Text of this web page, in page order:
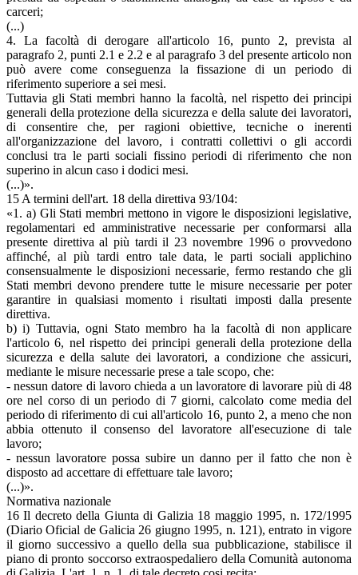
carceri;
(...)
4. La facoltà di derogare all'articolo 16, punto 2, prevista al
paragrafo 2, punti 2.1 e 2.2 e al paragrafo 3 del presente articolo non
può avere come conseguenza la fissazione di un periodo di
riferimento superiore a sei mesi.
Tuttavia gli Stati membri hanno la facoltà, nel rispetto dei principi
generali della protezione della sicurezza e della salute dei lavoratori,
di consentire che, per ragioni obiettive, tecniche o inerenti
all'organizzazione del lavoro, i contratti collettivi o gli accordi
conclusi tra le parti sociali fissino periodi di riferimento che non
superino in alcun caso i dodici mesi.
(...)».
15 A termini dell'art. 18 della direttiva 93/104:
«1. a) Gli Stati membri mettono in vigore le disposizioni legislative,
regolamentari ed amministrative necessarie per conformarsi alla
presente direttiva al più tardi il 23 novembre 1996 o provvedono
affinché, al più tardi entro tale data, le parti sociali applichino
consensualmente le disposizioni necessarie, fermo restando che gli
Stati membri devono prendere tutte le misure necessarie per poter
garantire in qualsiasi momento i risultati imposti dalla presente
direttiva.
b) i) Tuttavia, ogni Stato membro ha la facoltà di non applicare
l'articolo 6, nel rispetto dei principi generali della protezione della
sicurezza e della salute dei lavoratori, a condizione che assicuri,
mediante le misure necessarie prese a tale scopo, che:
- nessun datore di lavoro chieda a un lavoratore di lavorare più di 48
ore nel corso di un periodo di 7 giorni, calcolato come media del
periodo di riferimento di cui all'articolo 16, punto 2, a meno che non
abbia ottenuto il consenso del lavoratore all'esecuzione di tale
lavoro;
- nessun lavoratore possa subire un danno per il fatto che non è
disposto ad accettare di effettuare tale lavoro;
(...)».
Normativa nazionale
16 Il decreto della Giunta di Galizia 18 maggio 1995, n. 172/1995
(Diario Oficial de Galicia 26 giugno 1995, n. 121), entrato in vigore
il giorno successivo a quello della sua pubblicazione, stabilisce il
piano di pronto soccorso extraospedaliero della Comunità autonoma